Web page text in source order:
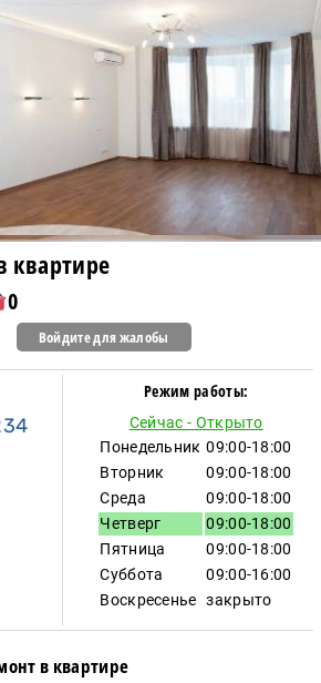
квартире
0
Войдите для жалобы
Режим работы:
Сейчас - Открыто
Понедельник 09:00-18:00
Вторник
09:00-18:00
Среда
09:00-18:00
Четверг
09:00-18:00
Пятница
09:00-18:00
Суббота
09:00-16:00
Воскресенье закрыто
в квартире